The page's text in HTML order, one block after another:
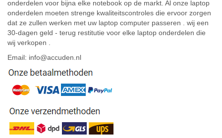
onderdelen voor bijna elke notebook op de markt. Al onze laptop
onderdelen moeten strenge kwaliteitscontroles die ervoor zorgen
dat ze zullen werken met uw laptop computer passeren . wij een
30-dagen geld - terug restitutie voor elke laptop onderdelen die
wij verkopen .
Email: info@accuden.nl